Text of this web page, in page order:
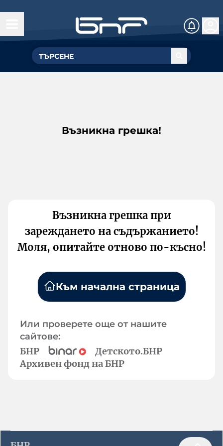
Възникна грешка!
Възникна грешка при
зареждането на съдържанието!
Моля, опитайте отново по-късно!
Към начална страница
Или проверете още от нашите
сайтове:
БНР
Детското.БНР
Архивен фонд на БНР